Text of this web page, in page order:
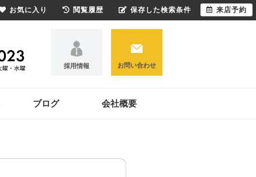
採用情報 お問い合わせ
ブログ 会社概要
お気に入り 閲覧履歴 保存した検索条件 来店予約